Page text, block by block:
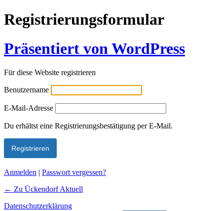
Registrierungsformular
Präsentiert von WordPress
Für diese Website registrieren
Benutzername
E-Mail-Adresse
Alternative:
Du erhältst eine Registrierungsbestätigung per E-Mail.
Anmelden | Passwort vergessen?
← Zu Ückendorf Aktuell
Datenschutzerklärung